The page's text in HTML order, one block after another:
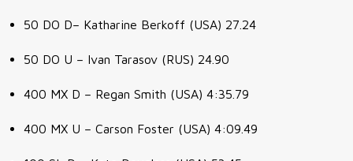
50 DO D– Katharine Berkoff (USA) 27.24
50 DO U – Ivan Tarasov (RUS) 24.90
400 MX D – Regan Smith (USA) 4:35.79
400 MX U – Carson Foster (USA) 4:09.49